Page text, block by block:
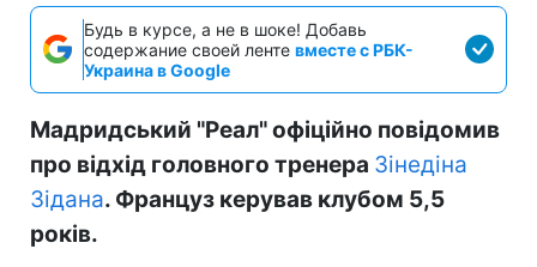
Будь в курсе, а не в шоке! Добавь
содержание своей ленте вместе с РБК-
Украина в Google
Мадридський "Реал" офіційно повідомив
про відхід головного тренера Зінедіна
Зідана. Француз керував клубом 5,5
років.